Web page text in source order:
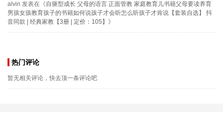
alvin 发表在《自驱型成长 父母的语言 正面管教 家庭教育儿书籍父母要读养育
男孩女孩教育孩子的书籍如何说孩子才会听怎么听孩子才肯说【套装自选】 抖
音同款 | 经典家教【3册 | 定价：105】 》
热门评论
暂无相关评论，快去顶一条评论吧